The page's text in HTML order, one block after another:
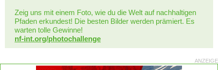
Zeig uns mit einem Foto, wie du die Welt auf nachhaltigen
Pfaden erkundest! Die besten Bilder werden prämiert. Es
warten tolle Gewinne!
nf-int.org/photochallenge
ANZEIGE